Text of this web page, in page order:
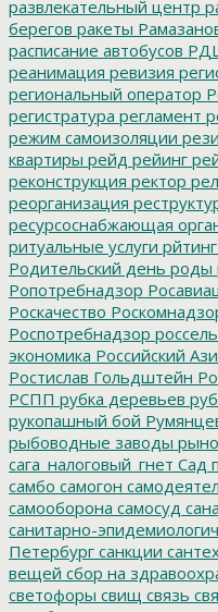
развлекательный центр
берегов ракеты
расписание автобусов
реанимация ревизия
региональный оператор
регистратура регламент
режим самоизоляции
квартиры рейд рейинг
реконструкция ректор
реорганизация
ресурсоснабжающая
ритуальные услуги рйтинг
Родительский день роды
Ропотребнадзор
Роскачество
Роспотребнадзор
экономика Российский
Ростислав Гольдштейн
РСПП рубка деревьев
рукопашный бой
рыбоводные заводы
сага_налоговый_гнет Сад
самбо самогон
самооборона самосуд
санитарно-
Петербург санкции
вещей сбор на
светофоры свищ связь